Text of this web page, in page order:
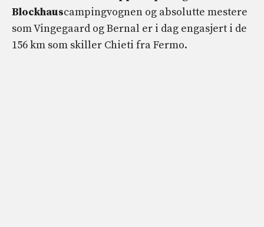
Blockhauscampingvognen og absolutte mestere
som Vingegaard og Bernal er i dag engasjert i de
156 km som skiller Chieti fra Fermo.